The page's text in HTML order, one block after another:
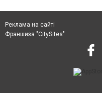
Реклама на сайті
Франшиза "CitySites"